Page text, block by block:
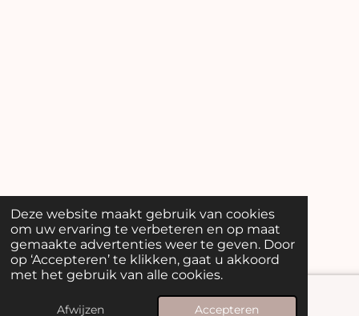
Deze website maakt gebruik van cookies
om uw ervaring te verbeteren en op maat
gemaakte advertenties weer te geven. Door
op ‘Accepteren’ te klikken, gaat u akkoord
met het gebruik van alle cookies.
Afwijzen Accepteren